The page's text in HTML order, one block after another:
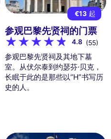
€13 起
参观巴黎先贤祠的门票
4.8 (55)
参观巴黎先贤祠及其地下墓
室。从伏尔泰到约瑟芬·贝克，
长眠于此的是那些以“H”书写历
史的人。